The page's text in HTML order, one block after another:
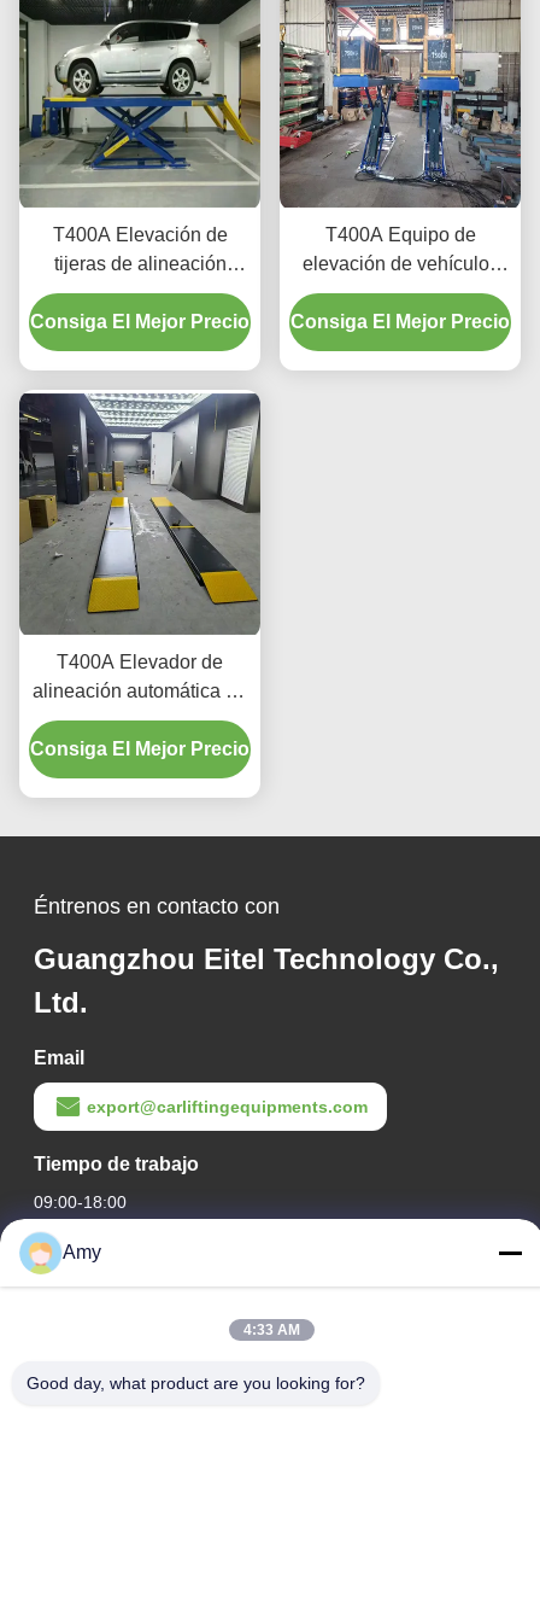
T400A Elevación de
tijeras de alineación
duradera 4000 kg con
elevación suave
Consiga El Mejor Precio
T400A Equipo de
elevación de vehículos
de perfil ultra bajo para la
alineación y el
mantenimiento
Consiga El Mejor Precio
T400A Elevador de
alineación automática de
precisión 380V/220V con
diseño de perfil bajo
Consiga El Mejor Precio
Éntrenos en contacto con
Guangzhou Eitel Technology Co.,
Ltd.
Email
export@carliftingequipments.com
Tiempo de trabajo
09:00-18:00
Nuestra dirección
Ruta nacional 106, distrito de Huadu, ciudad de Guangzhou
Dirección de la fábrica
Amy
4:33 AM
Good day, what product are you looking for?